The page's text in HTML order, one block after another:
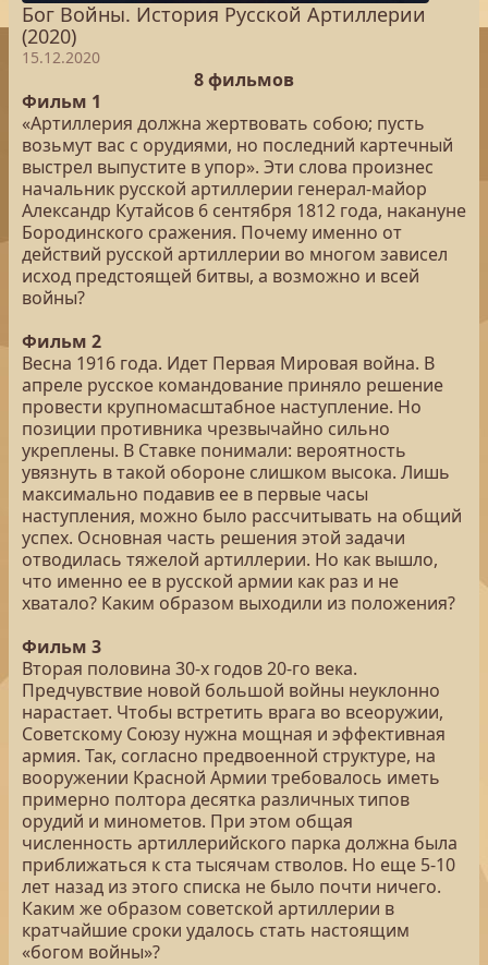
Бог Войны. История Русской Артиллерии
(2020)
15.12.2020
8 фильмов
Фильм 1
«Артиллерия должна жертвовать собою; пусть
возьмут вас с орудиями, но последний картечный
выстрел выпустите в упор». Эти слова произнес
начальник русской артиллерии генерал-майор
Александр Кутайсов 6 сентября 1812 года, накануне
Бородинского сражения. Почему именно от
действий русской артиллерии во многом зависел
исход предстоящей битвы, а возможно и всей
войны?
Фильм 2
Весна 1916 года. Идет Первая Мировая война. В
апреле русское командование приняло решение
провести крупномасштабное наступление. Но
позиции противника чрезвычайно сильно
укреплены. В Ставке понимали: вероятность
увязнуть в такой обороне слишком высока. Лишь
максимально подавив ее в первые часы
наступления, можно было рассчитывать на общий
успех. Основная часть решения этой задачи
отводилась тяжелой артиллерии. Но как вышло,
что именно ее в русской армии как раз и не
хватало? Каким образом выходили из положения?
Фильм 3
Вторая половина 30-х годов 20-го века.
Предчувствие новой большой войны неуклонно
нарастает. Чтобы встретить врага во всеоружии,
Советскому Союзу нужна мощная и эффективная
армия. Так, согласно предвоенной структуре, на
вооружении Красной Армии требовалось иметь
примерно полтора десятка различных типов
орудий и минометов. При этом общая
численность артиллерийского парка должна была
приближаться к ста тысячам стволов. Но еще 5-10
лет назад из этого списка не было почти ничего.
Каким же образом советской артиллерии в
кратчайшие сроки удалось стать настоящим
«богом войны»?